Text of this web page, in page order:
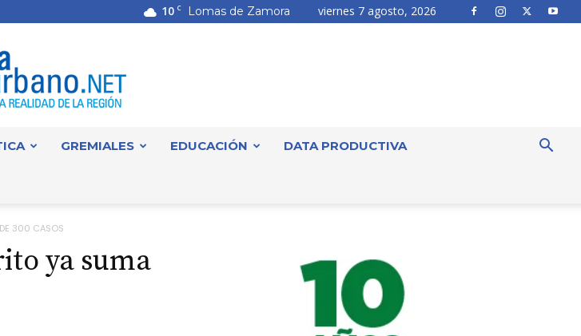
10 C Lomas de Zamora viernes 7 agosto, 2026
GREMIALES EDUCACIÓN DATA PRODUCTIVA
300 CASOS
ya suma